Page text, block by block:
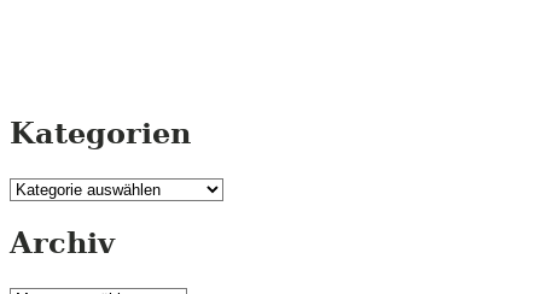
Kategorien
Kategorien
Archiv